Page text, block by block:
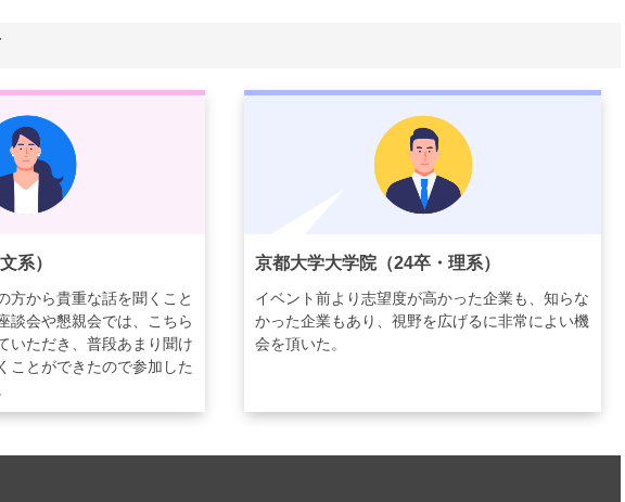
系）
方から貴重な話を聞くこと
談会や懇親会では、こちら
いただき、普段あまり聞け
ことができたので参加した
京都大学大学院（24卒・理系）
イベント前より志望度が高かった企業も、知らな
かった企業もあり、視野を広げるに非常によい機
会を頂いた。